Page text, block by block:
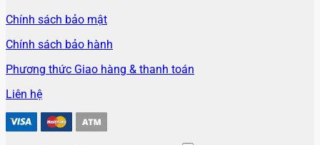
Chính sách bảo mật
Chính sách bảo hành
Phương thức Giao hàng & thanh toán
Liên hệ